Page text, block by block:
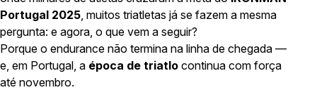
Portugal 2025, muitos triatletas já se fazem a mesma
pergunta: e agora, o que vem a seguir?
Porque o endurance não termina na linha de chegada —
e, em Portugal, a época de triatlo continua com força
até novembro.